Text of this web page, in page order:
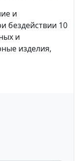
и
бездействии 10
и
изделия,